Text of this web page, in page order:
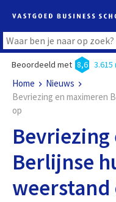
Beoordeeld met 8,6
Home
Nieuws
Bevriezing en maximeren
op
Berlijnse
weerstand